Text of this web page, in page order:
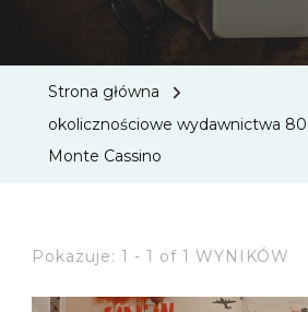
Strona główna
okolicznościowe wydawnictwa
Monte Cassino
Pokazuje: 1 - 1 of 1 WYNIKÓW